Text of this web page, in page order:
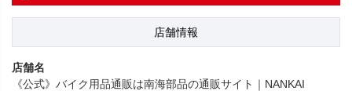
店舗情報
店舗名
《公式》バイク用品通販は南海部品の通販サイト｜NANKAI